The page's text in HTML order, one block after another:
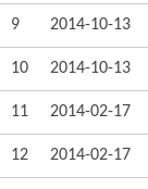
9 2014-10-13
10 2014-10-13
11 2014-02-17
12 2014-02-17